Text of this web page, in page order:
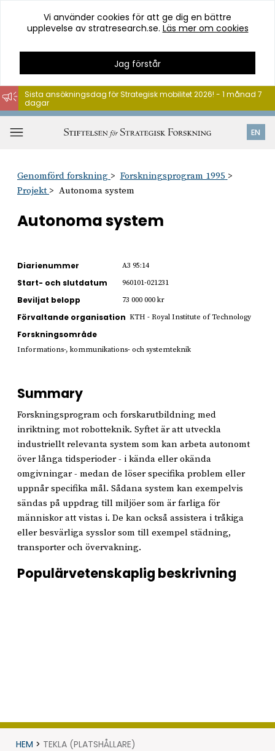
Hoppa
till
innehåll
Vi använder cookies för att ge dig en bättre
upplevelse av stratresearch.se. Läs mer om cookies
Jag förstår
EN
Sista ansökningsdag för Strategisk mobilitet 2026! - 1 månad 7
dagar
Genomförd forskning
Forskningsprogram 1995
Projekt
Autonoma system
Autonoma system
Diarienummer A3 95:14
Start- och slutdatum 960101-021231
Beviljat belopp 73 000 000 kr
Förvaltande organisation KTH - Royal Institute of Technology
Forskningsområde
Informations-, kommunikations- och systemteknik
Summary
Forskningsprogram och forskarutbildning med
inriktning mot robotteknik. Syftet är att utveckla
industriellt relevanta system som kan arbeta autonomt
över långa tidsperioder - i kända eller okända
omgivningar - medan de löser specifika problem eller
uppnår specifika mål. Sådana system kan exempelvis
sändas på uppdrag till miljöer som är farliga för
människor att vistas i. De kan också assistera i tråkiga
eller besvärliga sysslor som till exempel städning,
transporter och övervakning.
Populärvetenskaplig beskrivning
HEM > TEKLA (PLATSHÅLLARE)